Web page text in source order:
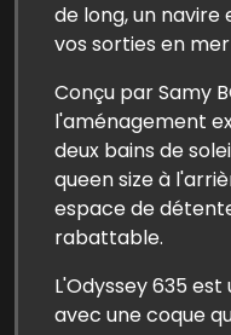
de long, un
vos sorties en
Conçu par Samy
l'aménagement
deux bains de
queen size à
espace de
rabattable.
L'Odyssey 635
avec une coque